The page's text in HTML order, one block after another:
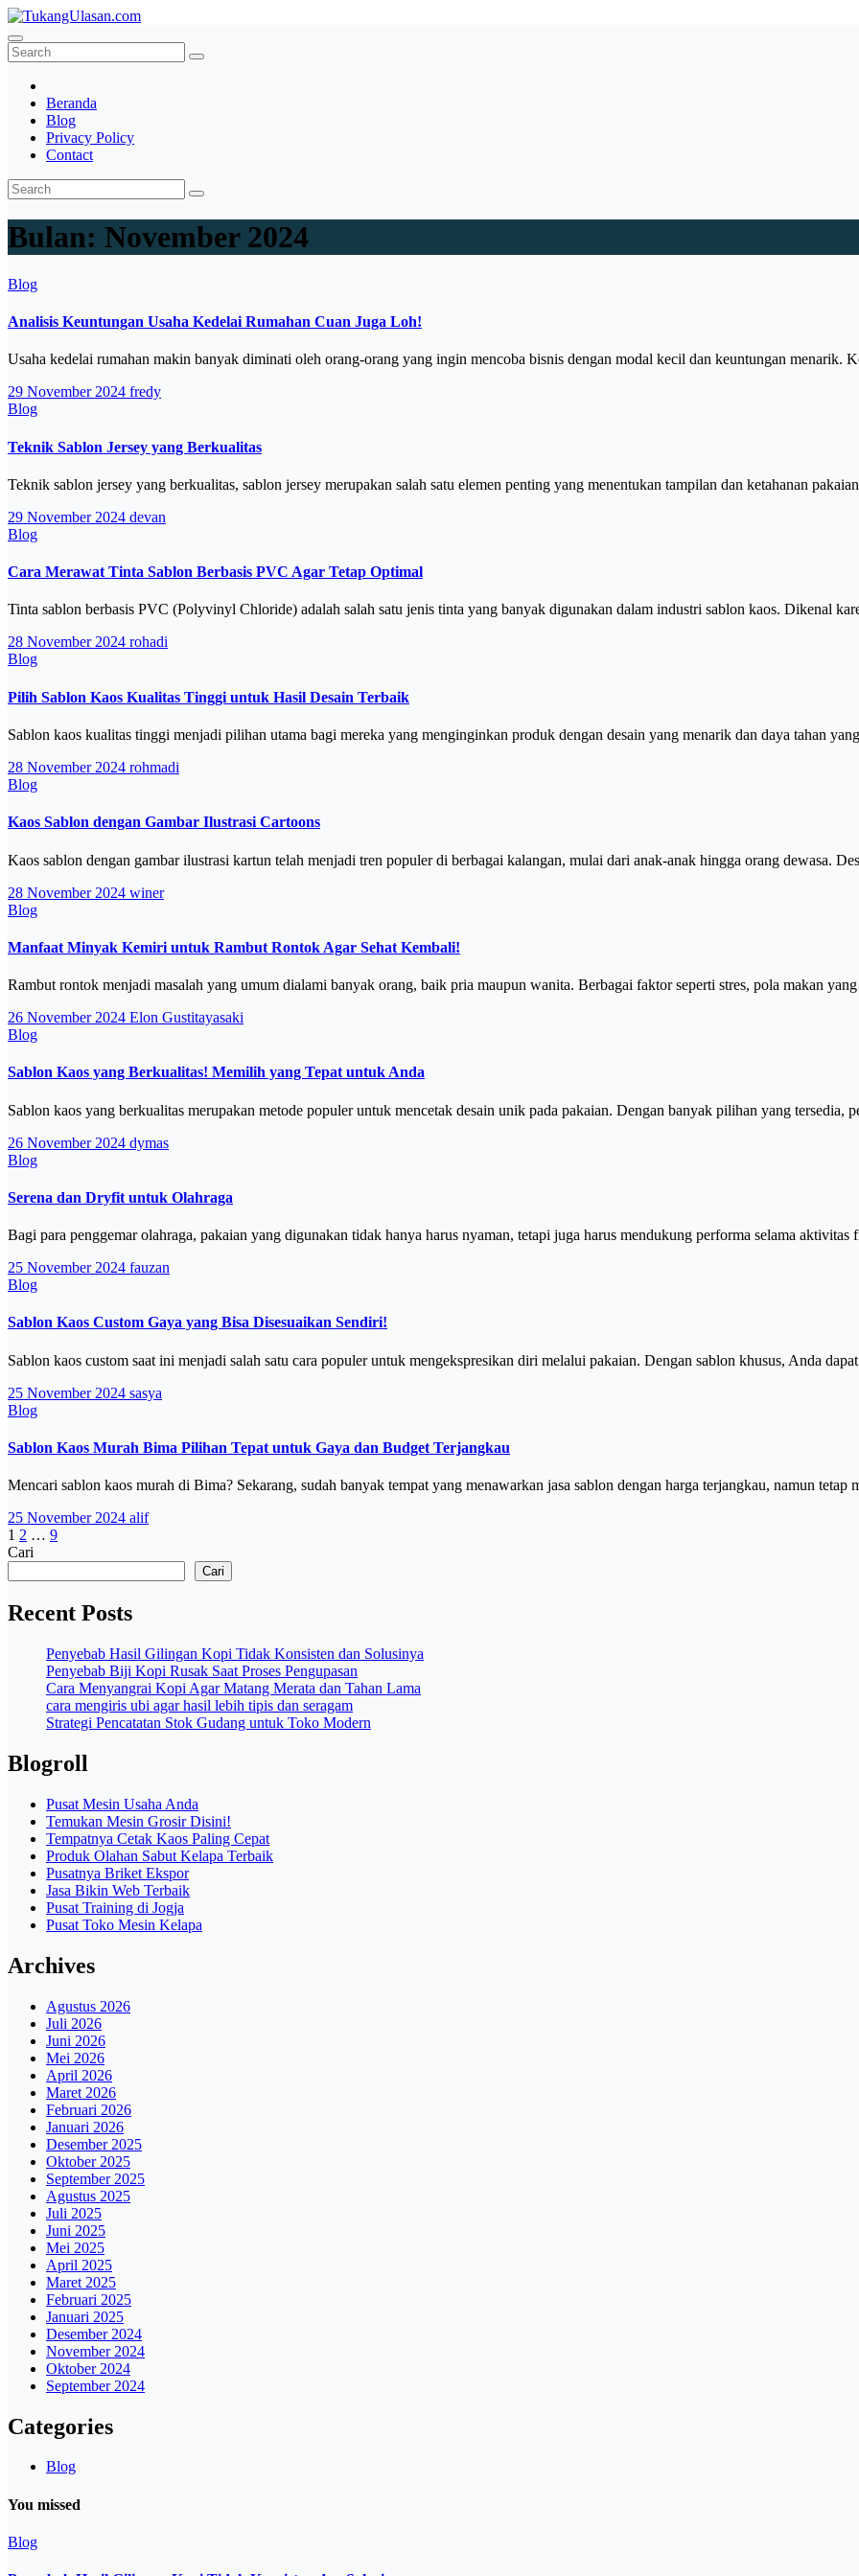
Skip
to
content
TukangUlasan.com
Baca Aja Dulu!
Beranda
Blog
Privacy Policy
Contact
Bulan: November 2024
Blog
Analisis Keuntungan Usaha Kedelai Rumahan Cuan Juga Loh!
Usaha kedelai rumahan makin banyak diminati oleh orang-orang yang ingin mencoba bisnis dengan modal kecil dan keuntungan menarik.
29 November 2024 fredy
Blog
Teknik Sablon Jersey yang Berkualitas
Teknik sablon jersey yang berkualitas, sablon jersey merupakan salah satu elemen penting yang menentukan tampilan dan ketahanan
29 November 2024 devan
Blog
Cara Merawat Tinta Sablon Berbasis PVC Agar Tetap Optimal
Tinta sablon berbasis PVC (Polyvinyl Chloride) adalah salah satu jenis tinta yang banyak digunakan dalam industri sablon kaos. Dikenal
28 November 2024 rohadi
Blog
Pilih Sablon Kaos Kualitas Tinggi untuk Hasil Desain Terbaik
Sablon kaos kualitas tinggi menjadi pilihan utama bagi mereka yang menginginkan produk dengan desain yang menarik dan daya tahan
28 November 2024 rohmadi
Blog
Kaos Sablon dengan Gambar Ilustrasi Cartoons
Kaos sablon dengan gambar ilustrasi kartun telah menjadi tren populer di berbagai kalangan, mulai dari anak-anak hingga orang dewasa.
28 November 2024 winer
Blog
Manfaat Minyak Kemiri untuk Rambut Rontok Agar Sehat Kembali!
Rambut rontok menjadi masalah yang umum dialami banyak orang, baik pria maupun wanita. Berbagai faktor seperti stres, pola makan
26 November 2024 Elon Gustitayasaki
Blog
Sablon Kaos yang Berkualitas! Memilih yang Tepat untuk Anda
Sablon kaos yang berkualitas merupakan metode populer untuk mencetak desain unik pada pakaian. Dengan banyak pilihan yang tersedia,
26 November 2024 dymas
Blog
Serena dan Dryfit untuk Olahraga
Bagi para penggemar olahraga, pakaian yang digunakan tidak hanya harus nyaman, tetapi juga harus mendukung performa selama
25 November 2024 fauzan
Blog
Sablon Kaos Custom Gaya yang Bisa Disesuaikan Sendiri!
Sablon kaos custom saat ini menjadi salah satu cara populer untuk mengekspresikan diri melalui pakaian. Dengan sablon khusus, Anda
25 November 2024 sasya
Blog
Sablon Kaos Murah Bima Pilihan Tepat untuk Gaya dan Budget Terjangkau
Mencari sablon kaos murah di Bima? Sekarang, sudah banyak tempat yang menawarkan jasa sablon dengan harga terjangkau, namun tetap
25 November 2024 alif
Paginasi
pos
1 2 … 9
Cari
Cari
Recent Posts
Penyebab Hasil Gilingan Kopi Tidak Konsisten dan Solusinya
Penyebab Biji Kopi Rusak Saat Proses Pengupasan
Cara Menyangrai Kopi Agar Matang Merata dan Tahan Lama
cara mengiris ubi agar hasil lebih tipis dan seragam
Strategi Pencatatan Stok Gudang untuk Toko Modern
Blogroll
Pusat Mesin Usaha Anda
Temukan Mesin Grosir Disini!
Tempatnya Cetak Kaos Paling Cepat
Produk Olahan Sabut Kelapa Terbaik
Pusatnya Briket Ekspor
Jasa Bikin Web Terbaik
Pusat Training di Jogja
Pusat Toko Mesin Kelapa
Archives
Agustus 2026
Juli 2026
Juni 2026
Mei 2026
April 2026
Maret 2026
Februari 2026
Januari 2026
Desember 2025
Oktober 2025
September 2025
Agustus 2025
Juli 2025
Juni 2025
Mei 2025
April 2025
Maret 2025
Februari 2025
Januari 2025
Desember 2024
November 2024
Oktober 2024
September 2024
Categories
Blog
You missed
Blog